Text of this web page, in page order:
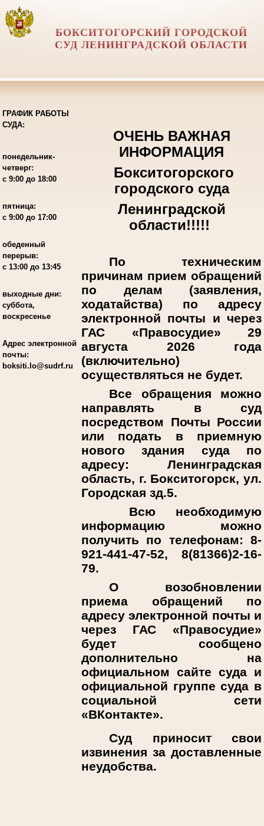
БОКСИТОГОРСКИЙ ГОРОДСКОЙ
СУД ЛЕНИНГРАДСКОЙ ОБЛАСТИ
ГРАФИК РАБОТЫ
СУДА:
понедельник-
четверг:
с 9:00 до 18:00
пятница:
с 9:00 до 17:00
обеденный
перерыв:
с 13:00 до 13:45
выходные дни:
суббота,
воскресенье
Адрес электронной
почты:
boksiti.lo@sudrf.ru
ОЧЕНЬ ВАЖНАЯ
ИНФОРМАЦИЯ
Бокситогорского
городского суда
Ленинградской
области!!!!!
По техническим
причинам прием обращений
по делам (заявления,
ходатайства) по адресу
электронной почты и через
ГАС «Правосудие» 29
августа 2026 года
(включительно)
осуществляться не будет.
Все обращения можно
направлять в суд
посредством Почты России
или подать в приемную
нового здания суда по
адресу: Ленинградская
область, г. Бокситогорск, ул.
Городская зд.5.
Всю необходимую
информацию можно
получить по телефонам: 8-
921-441-47-52, 8(81366)2-16-
79.
О возобновлении
приема обращений по
адресу электронной почты и
через ГАС «Правосудие»
будет сообщено
дополнительно на
официальном сайте суда и
официальной группе суда в
социальной сети
«ВКонтакте».
Суд приносит свои
извинения за доставленные
неудобства.